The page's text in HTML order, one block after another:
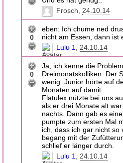
Frosch
24.10.14
0
eben: Ich chume ned
nicht am Essen, dann ist
Lulu 1
24.10.14
0
Ja, ich kenne die
Dreimonatskolliken. Der
wenig. Junior hörte auf
Monaten auf damit.
Flatulex nützte bei uns
als er drei Monate alt
nachts. Dann gab es
pumpte zum ersten Mal
ich, dass ich gar nicht so
begang mit der
schlief er länger durch.
Lulu 1
24.10.14